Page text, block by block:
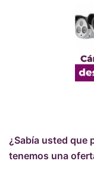
¿Sabía usted que
tenemos una